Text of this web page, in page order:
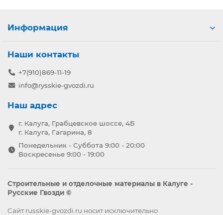
Информация
Наши контакты
+7(910)869-11-19
info@rysskie-gvozdi.ru
Наш адрес
г. Калуга, Грабцевское шоссе, 4Б
г. Калуга, Гагарина, 8
Понедельник - Суббота 9:00 - 20:00
Воскресенье 9:00 - 19:00
Строительные и отделочные материалы в Калуге -
Русские Гвозди ©
Сайт russkie-gvozdi.ru носит исключительно